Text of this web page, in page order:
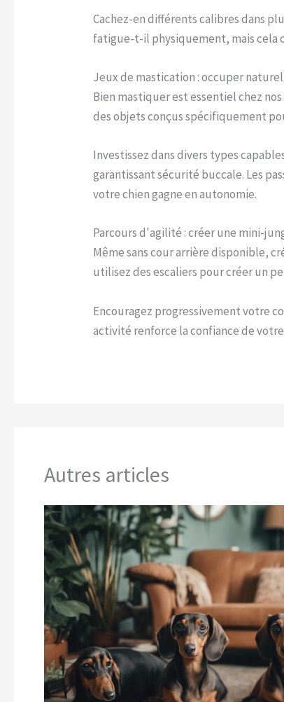
Cachez-en différents calibres dans
fatigue-t-il physiquement, mais
Jeux de mastication : occuper
Bien mastiquer est essentiel chez
des objets conçus spécifiquement
Investissez dans divers types
garantissant sécurité buccale. Les
votre chien gagne en autonomie.
Parcours d'agilité : créer une mini-
Même sans cour arrière disponible,
utilisez des escaliers pour créer un
Encouragez progressivement votre
activité renforce la confiance de
Autres articles